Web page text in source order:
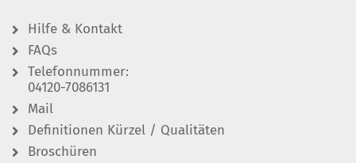
Hilfe & Kontakt
FAQs
Telefonnummer:
04120-7086131
Mail
Definitionen Kürzel / Qualitäten
Broschüren